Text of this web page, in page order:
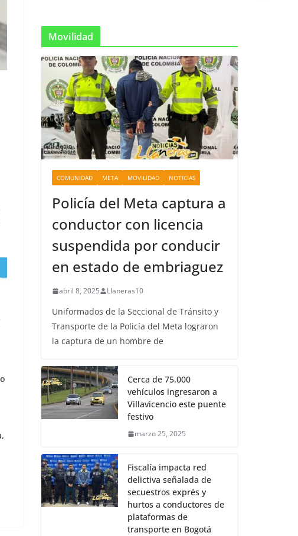
Movilidad
COMUNIDAD META MOVILIDAD NOTICIAS
Policía del Meta captura a
conductor con licencia
suspendida por conducir
en estado de embriaguez
abril 8, 2025 Llaneras10
Uniformados de la Seccional de Tránsito y
Transporte de la Policía del Meta lograron
la captura de un hombre de
Cerca de 75.000
vehículos ingresaron a
Villavicencio este puente
festivo
marzo 25, 2025
Fiscalía impacta red
delictiva señalada de
secuestros exprés y
hurtos a conductores de
plataformas de
transporte en Bogotá